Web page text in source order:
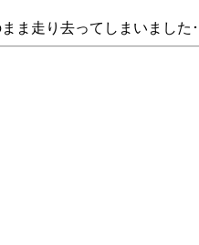
ま走り去ってしまいました